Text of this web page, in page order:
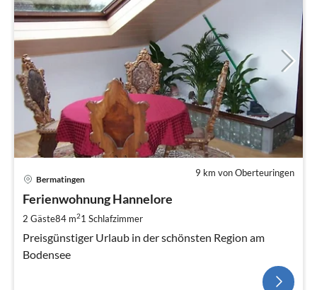
9 km von Oberteuringen
Bermatingen
Ferienwohnung Hannelore
2 Gäste84 m21 Schlafzimmer
Preisgünstiger Urlaub in der schönsten Region am
Bodensee